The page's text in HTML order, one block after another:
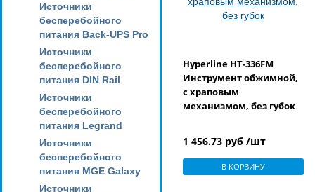
Источники
бесперебойного
питания Back-UPS Pro
Источники
бесперебойного
питания DIN Rail
Источники
бесперебойного
питания Legrand
Источники
бесперебойного
питания MGE Galaxy
Источники
Hyperline HT-336FM
Инструмент обжимной,
с храповым
механизмом, без губок
1 456.73 руб /шт
В КОРЗИНУ